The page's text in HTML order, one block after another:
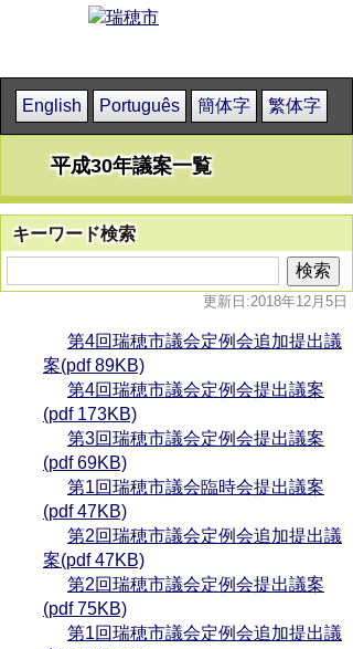
English Português 簡体字 繁体字
平成30年議案一覧
キーワード検索
更新日:2018年12月5日
第4回瑞穂市議会定例会追加提出議
案(pdf 89KB)
第4回瑞穂市議会定例会提出議案
(pdf 173KB)
第3回瑞穂市議会定例会提出議案
(pdf 69KB)
第1回瑞穂市議会臨時会提出議案
(pdf 47KB)
第2回瑞穂市議会定例会追加提出議
案(pdf 47KB)
第2回瑞穂市議会定例会提出議案
(pdf 75KB)
第1回瑞穂市議会定例会追加提出議